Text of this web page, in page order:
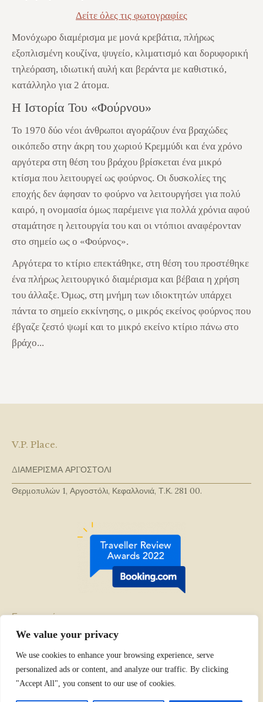
We value your privacy
We use cookies to enhance your browsing experience, serve
personalized ads or content, and analyze our traffic. By clicking
"Accept All", you consent to our use of cookies.
Δείτε όλες τις φωτογραφίες
Μονόχωρο διαμέρισμα με μονά κρεβάτια, πλήρως
εξοπλισμένη κουζίνα, ψυγείο, κλιματισμό και δορυφορική
τηλεόραση, ιδιωτική αυλή και βεράντα με καθιστικό,
κατάλληλο για 2 άτομα.
Η Ιστορία Του «Φούρνου»
Το 1970 δύο νέοι άνθρωποι αγοράζουν ένα βραχώδες
οικόπεδο στην άκρη του χωριού Κρεμμύδι και ένα χρόνο
αργότερα στη θέση του βράχου βρίσκεται ένα μικρό
κτίσμα που λειτουργεί ως φούρνος. Οι δυσκολίες της
εποχής δεν άφησαν το φούρνο να λειτουργήσει για πολύ
καιρό, η ονομασία όμως παρέμεινε για πολλά χρόνια αφού
σταμάτησε η λειτουργία του και οι ντόπιοι αναφέρονταν
στο σημείο ως ο «Φούρνος».
Αργότερα το κτίριο επεκτάθηκε, στη θέση του προστέθηκε
ένα πλήρως λειτουργικό διαμέρισμα και βέβαια η χρήση
του άλλαξε. Όμως, στη μνήμη των ιδιοκτητών υπάρχει
πάντα το σημείο εκκίνησης, ο μικρός εκείνος φούρνος που
έβγαζε ζεστό ψωμί και το μικρό εκείνο κτίριο πάνω στο
βράχο...
V.P. Place.
ΔΙΑΜΕΡΙΣΜΑ ΑΡΓΟΣΤΟΛΙ
Θερμοπυλών 1, Αργοστόλι, Κεφαλλονιά, Τ.Κ. 281 00.
Επικοινωνία